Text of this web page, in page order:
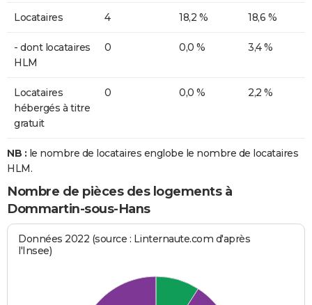
Locataires 4 18,2 % 18,6 %
- dont locataires
HLM
0 0,0 % 3,4 %
Locataires
hébergés à titre
gratuit
0 0,0 % 2,2 %
NB : le nombre de locataires englobe le nombre de locataires
HLM.
Nombre de pièces des logements à
Dommartin-sous-Hans
Données 2022 (source : Linternaute.com d'après
l'Insee)